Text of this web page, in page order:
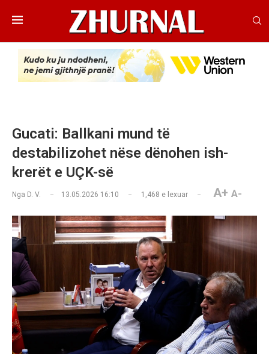
Gucati: Ballkani mund të
destabilizohet nëse dënohen ish-
krerët e UÇK-së
Nga D. V. 13.05.2026 16:10 1,468 e lexuar A+ A-